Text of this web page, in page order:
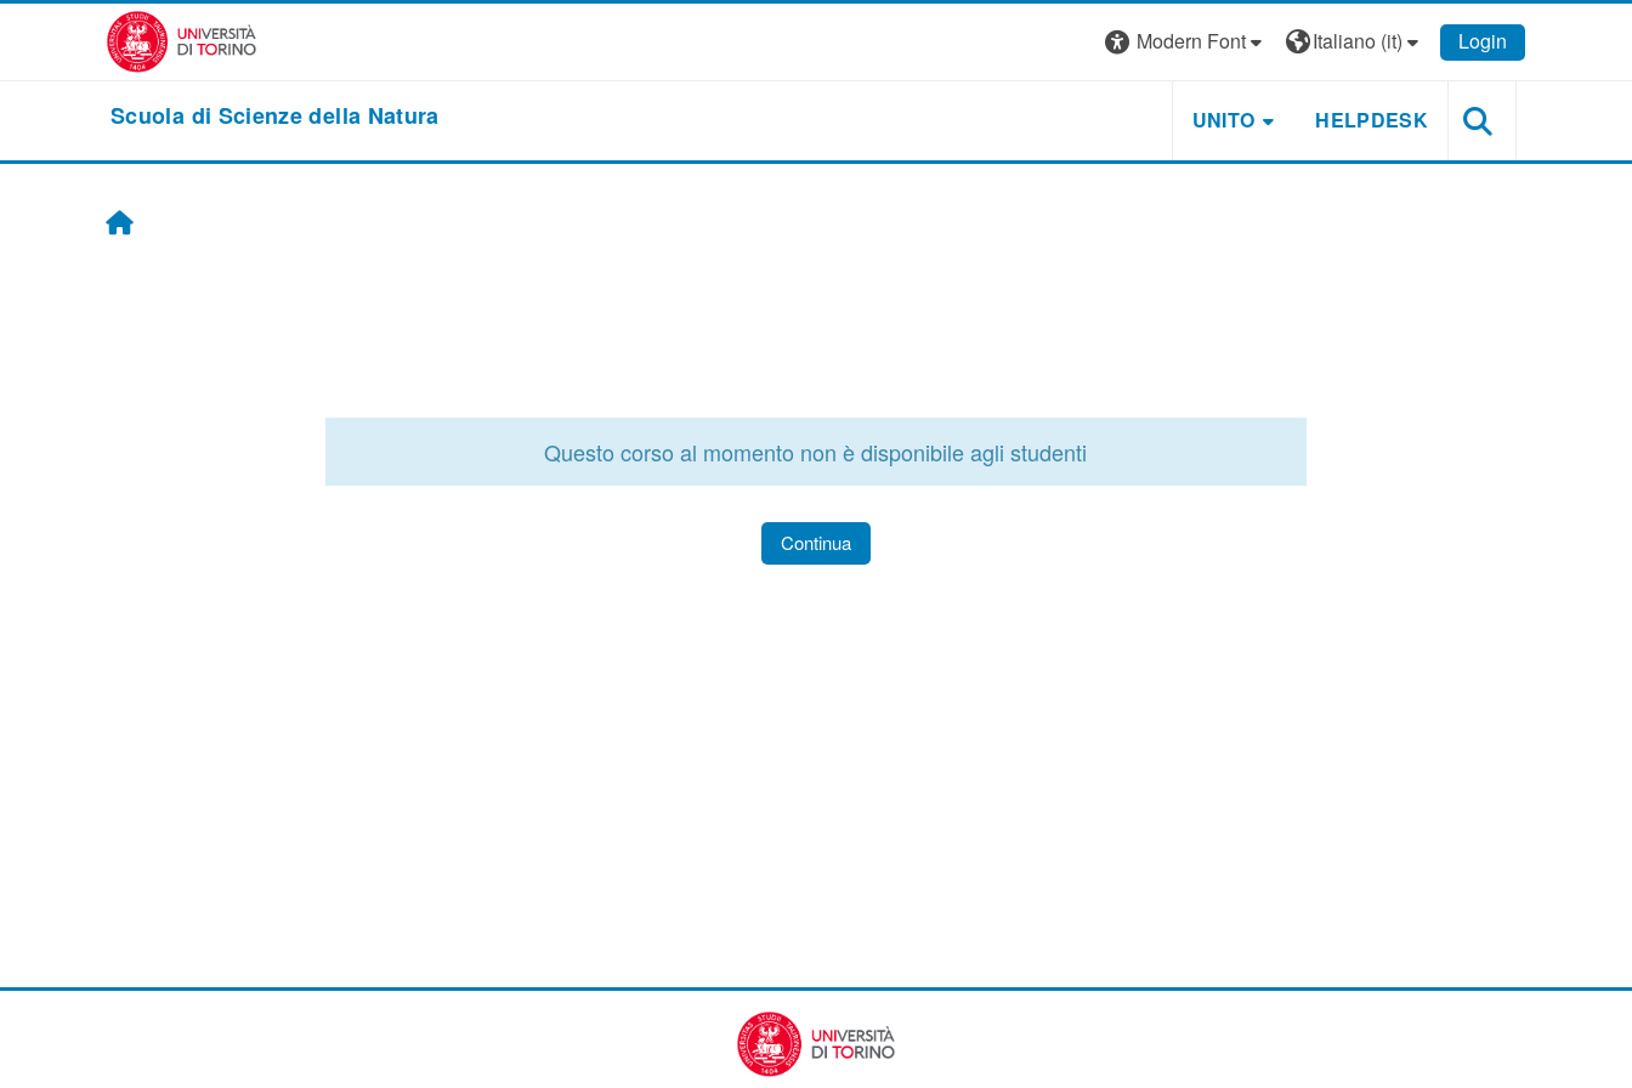
Vai al contenuto principale
Modern Font
Italiano ‎(it)‎ Login
Scuola di Scienze della Natura UNITO HELPDESK
Home
Questo corso al momento non è disponibile agli studenti
Continua